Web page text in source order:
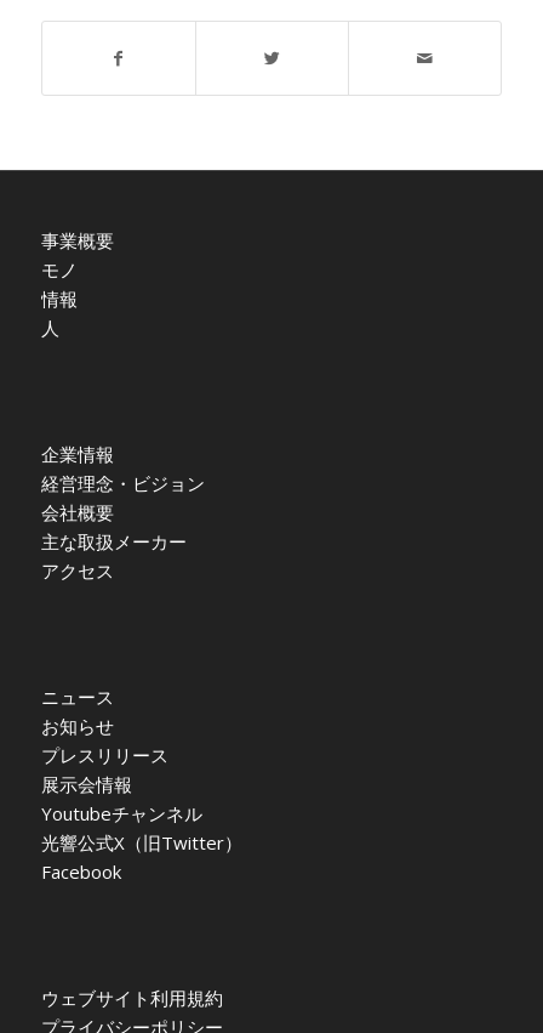
事業概要
モノ
情報
人
企業情報
経営理念・ビジョン
会社概要
主な取扱メーカー
アクセス
ニュース
お知らせ
プレスリリース
展示会情報
Youtubeチャンネル
光響公式X（旧Twitter）
Facebook
ウェブサイト利用規約
プライバシーポリシー